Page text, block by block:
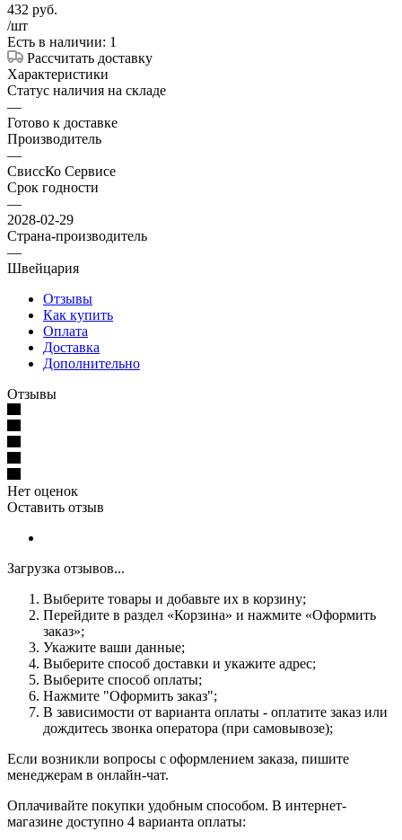
432 руб.
/шт
Есть в наличии: 1
Рассчитать доставку
Характеристики
Статус наличия на складе
—
Готово к доставке
Производитель
—
СвиссКо Сервисе
Срок годности
—
2028-02-29
Страна-производитель
—
Швейцария
Отзывы
Как купить
Оплата
Доставка
Дополнительно
Отзывы
Нет оценок
Оставить отзыв
Загрузка отзывов...
Выберите товары и добавьте их в корзину;
Перейдите в раздел «Корзина» и нажмите «Оформить
заказ»;
Укажите ваши данные;
Выберите способ доставки и укажите адрес;
Выберите способ оплаты;
Нажмите "Оформить заказ";
В зависимости от варианта оплаты - оплатите заказ или
дождитесь звонка оператора (при самовывозе);
Если возникли вопросы с оформлением заказа, пишите
менеджерам в онлайн-чат.
Оплачивайте покупки удобным способом. В интернет-
магазине доступно 4 варианта оплаты: